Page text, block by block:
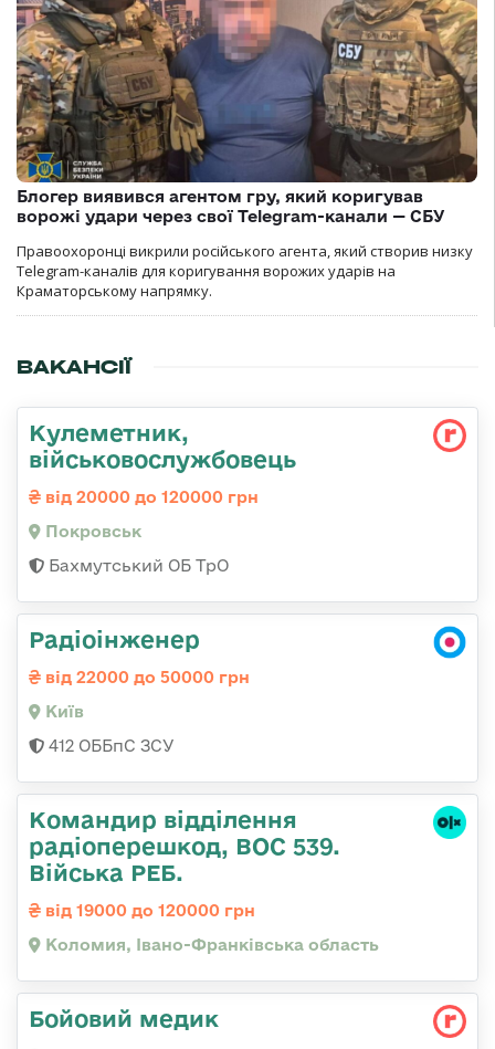
Блогер виявився агентом гру, який коригував
ворожі удари через свої Telegram-канали — СБУ
Правоохоронці викрили російського агента, який створив низку
Telegram-каналів для коригування ворожих ударів на
Краматорському напрямку.
ВАКАНСІЇ
Кулеметник,
військовослужбовець
від 20000 до 120000 грн
Покровськ
Бахмутський ОБ ТрО
Радіоінженер
від 22000 до 50000 грн
Київ
412 ОББпС ЗСУ
Командир відділення
радіоперешкод, ВОС 539.
Війська РЕБ.
від 19000 до 120000 грн
Коломия, Івано-Франківська область
Бойовий медик